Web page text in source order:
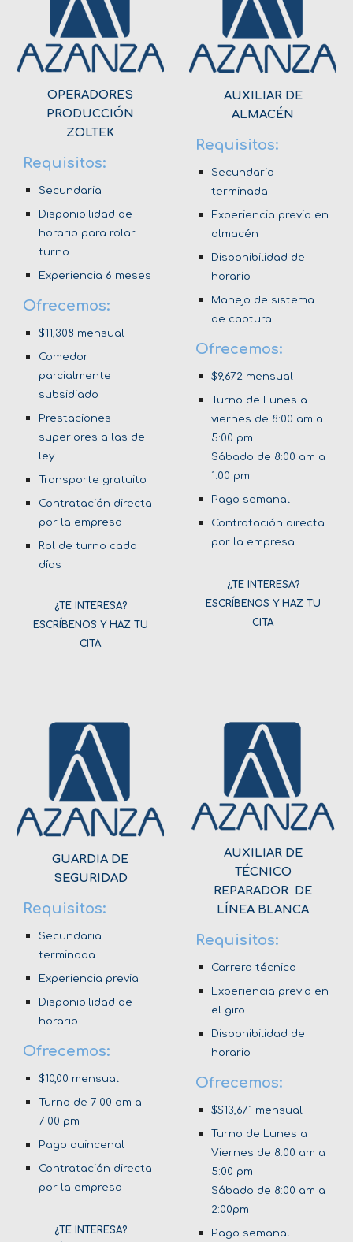
OPERADORES
PRODUCCIÓN
ZOLTEK
Requisitos:
Secundaria
Disponibilidad de
horario para rolar
turno
Experiencia 6 meses
Ofrecemos:
$11,308 mensual
Comedor
parcialmente
subsidiado
Prestaciones
superiores a las de
ley
Transporte gratuito
Contratación directa
por la empresa
Rol de turno cada
días
¿TE INTERESA?
ESCRÍBENOS Y HAZ TU
CITA
AUXILIAR DE
ALMACÉN
Requisitos:
Secundaria
terminada
Experiencia previa en
almacén
Disponibilidad de
horario
Manejo de sistema
de captura
Ofrecemos:
$9,672 mensual
Turno de Lunes a
viernes de 8:00 am a
5:00 pm
Sábado de 8:00 am a
1:00 pm
Pago semanal
Contratación directa
por la empresa
¿TE INTERESA?
ESCRÍBENOS Y HAZ TU
CITA
GUARDIA DE
SEGURIDAD
Requisitos:
Secundaria
terminada
Experiencia previa
Disponibilidad de
horario
Ofrecemos:
$1 0,00 mensual
Turno de7:00 am a
7:00 pm
Pago quincenal
Contratación directa
por la empresa
¿TE INTERESA?
AUXILIAR DE
TÉCNICO
REPARADOR DE
LÍNEA BLANCA
Requisitos:
Carrera técnica
Experiencia previa en
el giro
Disponibilidad de
horario
Ofrecemos:
$$13,671 mensual
Turno de Lunes a
Viernes de 8:00 am a
5:00 pm
Sábado de 8:00 am a
2:00pm
Pago semanal